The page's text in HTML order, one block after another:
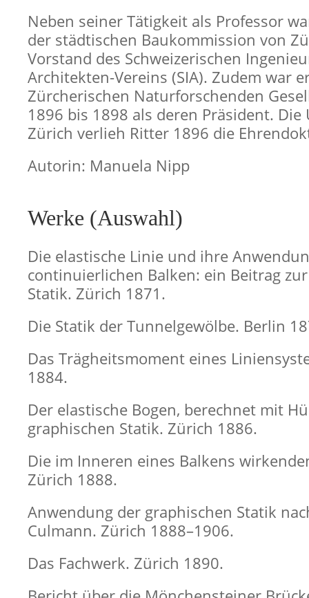
Neben seiner Tätigkeit als Professor
der städtischen Baukommission von
Vorstand des Schweizerischen
Architekten-Vereins (SIA). Zudem war
Zürcherischen Naturforschenden
1896 bis 1898 als deren Präsident.
Zürich verlieh Ritter 1896 die
Autorin: Manuela Nipp
Werke (Auswahl)
Die elastische Linie und ihre
continuierlichen Balken: ein Beitrag
Statik. Zürich 1871.
Die Statik der Tunnelgewölbe. Berlin
Das Trägheitsmoment eines
1884.
Der elastische Bogen, berechnet mit
graphischen Statik. Zürich 1886.
Die im Inneren eines Balkens
Zürich 1888.
Anwendung der graphischen Statik
Culmann. Zürich 1888–1906.
Das Fachwerk. Zürich 1890.